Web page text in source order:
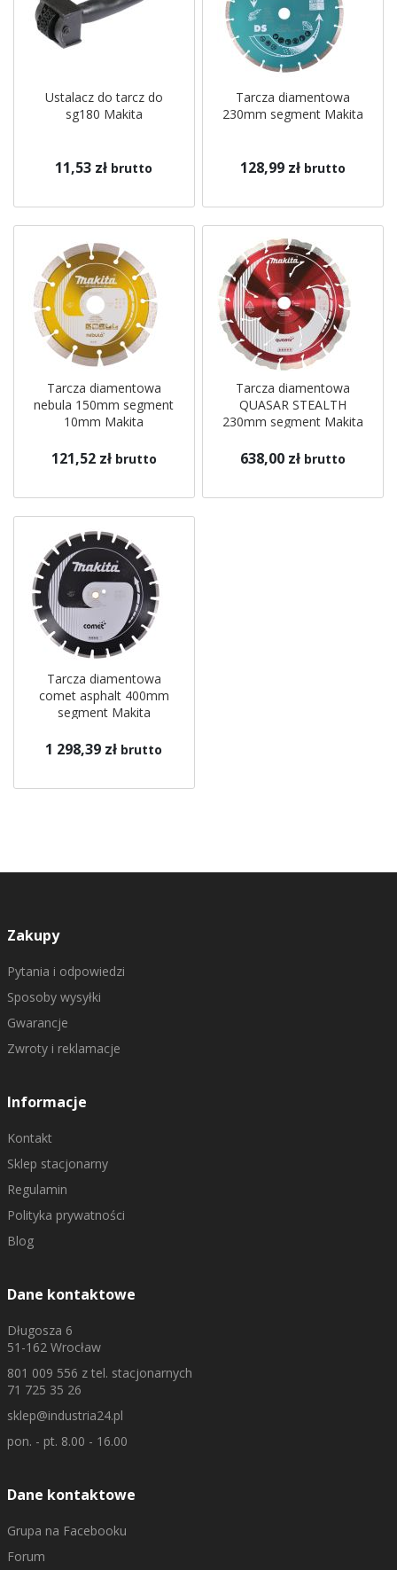
Ustalacz do tarcz do
sg180 Makita
11,53 zł brutto
Tarcza diamentowa
230mm segment Makita
128,99 zł brutto
Tarcza diamentowa
nebula 150mm segment
10mm Makita
121,52 zł brutto
Tarcza diamentowa
QUASAR STEALTH
230mm segment Makita
638,00 zł brutto
Tarcza diamentowa
comet asphalt 400mm
segment Makita
1 298,39 zł brutto
Zakupy
Pytania i odpowiedzi
Sposoby wysyłki
Gwarancje
Zwroty i reklamacje
Informacje
Kontakt
Sklep stacjonarny
Regulamin
Polityka prywatności
Blog
Dane kontaktowe
Długosza 6
51-162 Wrocław
801 009 556 z tel. stacjonarnych
71 725 35 26
sklep@industria24.pl
pon. - pt. 8.00 - 16.00
Dane kontaktowe
Grupa na Facebooku
Forum